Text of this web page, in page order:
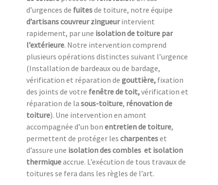
d’urgences de fuitesde toiture, notre équipe
d’artisans couvreur zingueurintervient
rapidement, par une isolation de toiture par
l’extérieure. Notre intervention comprend
plusieurs opérations distinctes suivant l’urgence
(Installation de bardeaux ou de bardage,
vérification et réparation de gouttière, fixation
des joints de votre fenêtre de toit,vérification et
réparation de la sous-toiture, rénovation de
toiture). Une intervention en amont
accompagnée d’un bon entretien de toiture,
permettent de protéger les charpenteset
d’assure une isolation des combles et isolation
thermiqueaccrue. L’exécution de tous travaux de
toitures se fera dans les règles de l’art.